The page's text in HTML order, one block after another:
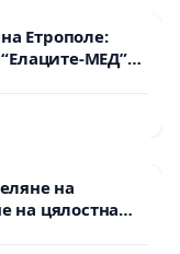
Етрополе:
МЕД”
всички
на
на цялостна
път между